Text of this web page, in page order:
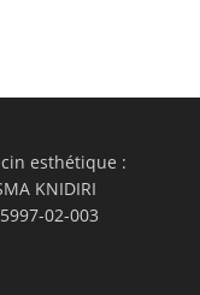
esthétique :
KNIDIRI
02-003